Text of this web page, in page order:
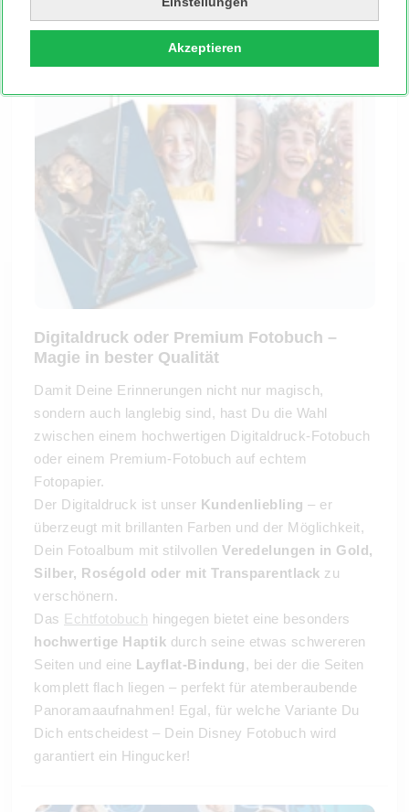
Akzeptieren
Digitaldruck oder Premium Fotobuch –
Magie in bester Qualität
Damit Deine Erinnerungen nicht nur magisch,
sondern auch langlebig sind, hast Du die Wahl
zwischen einem hochwertigen Digitaldruck-Fotobuch
oder einem Premium-Fotobuch auf echtem
Fotopapier.
Der Digitaldruck ist unser Kundenliebling – er
überzeugt mit brillanten Farben und der Möglichkeit,
Dein Fotoalbum mit stilvollen Veredelungen in Gold,
Silber, Roségold oder mit Transparentlack zu
verschönern.
Das Echtfotobuch hingegen bietet eine besonders
hochwertige Haptik durch seine etwas schwereren
Seiten und eine Layflat-Bindung, bei der die Seiten
komplett flach liegen – perfekt für atemberaubende
Panoramaaufnahmen! Egal, für welche Variante Du
Dich entscheidest – Dein Disney Fotobuch wird
garantiert ein Hingucker!